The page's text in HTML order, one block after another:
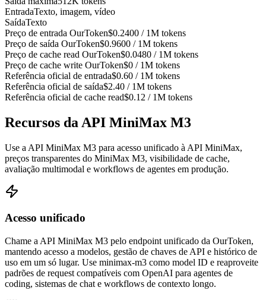
EntradaTexto, imagem, vídeo
SaídaTexto
Preço de entrada OurToken$0.2400 / 1M tokens
Preço de saída OurToken$0.9600 / 1M tokens
Preço de cache read OurToken$0.0480 / 1M tokens
Preço de cache write OurToken$0 / 1M tokens
Referência oficial de entrada$0.60 / 1M tokens
Referência oficial de saída$2.40 / 1M tokens
Referência oficial de cache read$0.12 / 1M tokens
Recursos da API MiniMax M3
Use a API MiniMax M3 para acesso unificado à API MiniMax,
preços transparentes do MiniMax M3, visibilidade de cache,
avaliação multimodal e workflows de agentes em produção.
Acesso unificado
Chame a API MiniMax M3 pelo endpoint unificado da OurToken,
mantendo acesso a modelos, gestão de chaves de API e histórico de
uso em um só lugar. Use minimax-m3 como model ID e reaproveite
padrões de request compatíveis com OpenAI para agentes de
coding, sistemas de chat e workflows de contexto longo.